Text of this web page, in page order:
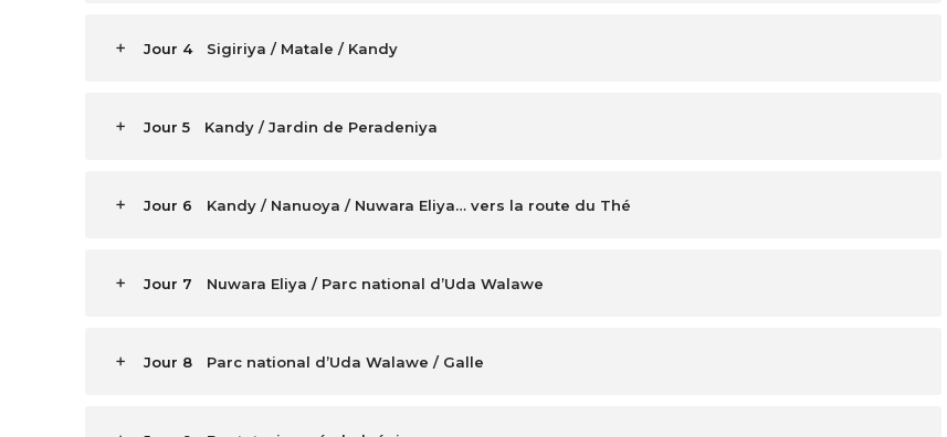
Jour 4 Sigiriya / Matale / Kandy
Jour 5 Kandy / Jardin de Peradeniya
Jour 6 Kandy / Nanuoya / Nuwara Eliya… vers la route du Thé
Jour 7 Nuwara Eliya / Parc national d’Uda Walawe
Jour 8 Parc national d’Uda Walawe / Galle